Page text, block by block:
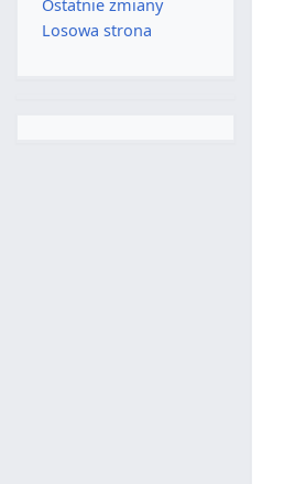
Ostatnie zmiany
Losowa strona